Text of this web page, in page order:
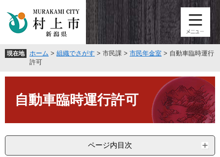
頭
す
飛
し
現在地 ホーム > 組織でさがす > 市民課 > 市民年金室 > 自動車臨時運行
許可
自動車臨時運行許可
ページ内目次